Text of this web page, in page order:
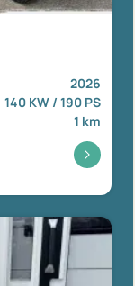
2026
140 KW / 190 PS
1 km